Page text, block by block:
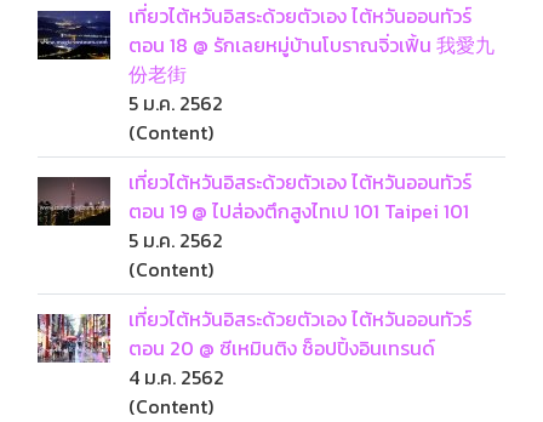
เที่ยวไต้หวันอิสระด้วยตัวเอง ไต้หวันออนทัวร์
ตอน 18 @ รักเลยหมู่บ้านโบราณจิ่วเฟิ้น 我愛九
份老街
5 ม.ค. 2562
(Content)
เที่ยวไต้หวันอิสระด้วยตัวเอง ไต้หวันออนทัวร์
ตอน 19 @ ไปส่องตึกสูงไทเป 101 Taipei 101
5 ม.ค. 2562
(Content)
เที่ยวไต้หวันอิสระด้วยตัวเอง ไต้หวันออนทัวร์
ตอน 20 @ ซีเหมินติง ช็อปปิ้งอินเทรนด์
4 ม.ค. 2562
(Content)